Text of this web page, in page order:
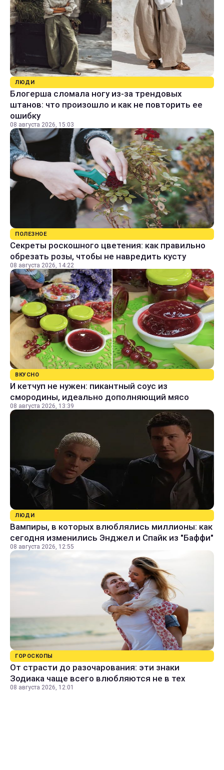
ЛЮДИ
Блогерша сломала ногу из-за трендовых
штанов: что произошло и как не повторить ее
ошибку
08 августа 2026, 15:03
ПОЛЕЗНОЕ
Секреты роскошного цветения: как правильно
обрезать розы, чтобы не навредить кусту
08 августа 2026, 14:22
ВКУСНО
И кетчуп не нужен: пикантный соус из
смородины, идеально дополняющий мясо
08 августа 2026, 13:39
ЛЮДИ
Вампиры, в которых влюблялись миллионы: как
сегодня изменились Энджел и Спайк из "Баффи"
08 августа 2026, 12:55
ГОРОСКОПЫ
От страсти до разочарования: эти знаки
Зодиака чаще всего влюбляются не в тех
08 августа 2026, 12:01